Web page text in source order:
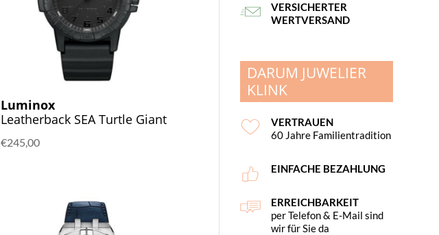
Luminox
Leatherback SEA Turtle Giant
€245,00
VERSICHERTER
WERTVERSAND
DARUM JUWELIER
KLINK
VERTRAUEN
60 Jahre Familientradition
EINFACHE BEZAHLUNG
ERREICHBARKEIT
per Telefon & E-Mail sind
wir für Sie da